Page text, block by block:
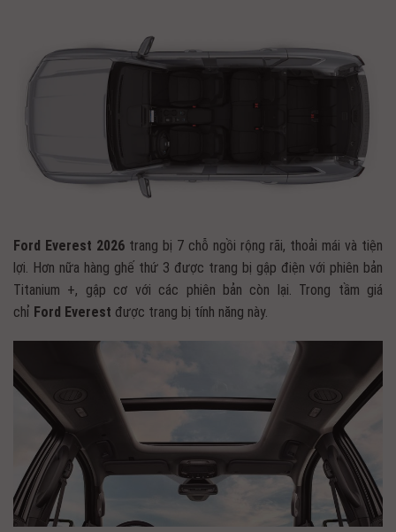
Ford Everest 2026 trang bị 7 chỗ ngồi rộng rãi, thoải mái và tiện
lợi. Hơn nữa hàng ghế thứ 3 được trang bị gập điện với phiên bản
Titanium +, gập cơ với các phiên bản còn lại. Trong tầm giá
chỉ Ford Everest được trang bị tính năng này.